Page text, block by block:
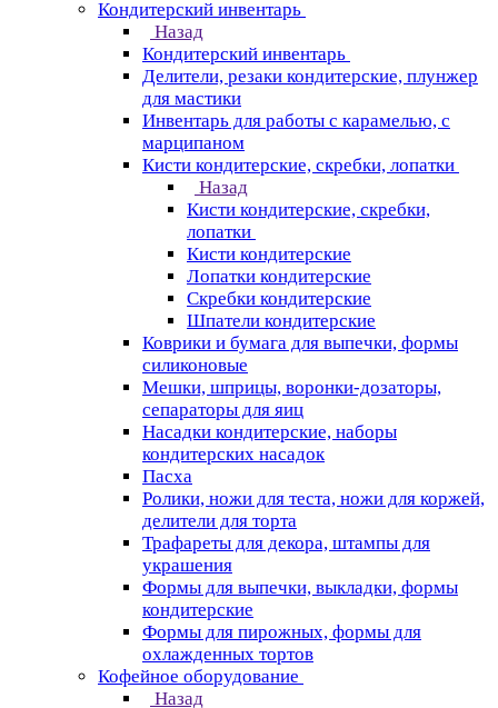
Кондитерский инвентарь
Назад
Кондитерский инвентарь
Делители, резаки кондитерские, плунжер
для мастики
Инвентарь для работы с карамелью, с
марципаном
Кисти кондитерские, скребки, лопатки
Назад
Кисти кондитерские, скребки,
лопатки
Кисти кондитерские
Лопатки кондитерские
Скребки кондитерские
Шпатели кондитерские
Коврики и бумага для выпечки, формы
силиконовые
Мешки, шприцы, воронки-дозаторы,
сепараторы для яиц
Насадки кондитерские, наборы
кондитерских насадок
Пасха
Ролики, ножи для теста, ножи для коржей,
делители для торта
Трафареты для декора, штампы для
украшения
Формы для выпечки, выкладки, формы
кондитерские
Формы для пирожных, формы для
охлажденных тортов
Кофейное оборудование
Назад